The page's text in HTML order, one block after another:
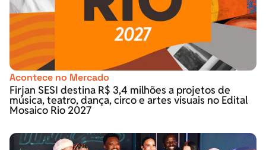
Acontece no Mercado
Firjan SESI destina R$ 3,4 milhões a projetos de
música, teatro, dança, circo e artes visuais no Edital
Mosaico Rio 2027